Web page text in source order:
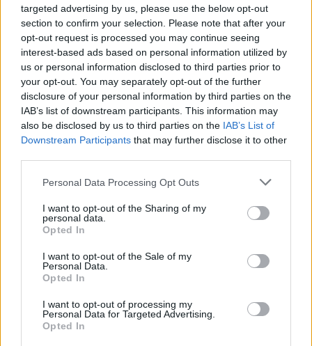
targeted advertising by us, please use the below opt-out
section to confirm your selection. Please note that after your
opt-out request is processed you may continue seeing
interest-based ads based on personal information utilized by
us or personal information disclosed to third parties prior to
your opt-out. You may separately opt-out of the further
disclosure of your personal information by third parties on the
IAB’s list of downstream participants. This information may
also be disclosed by us to third parties on the IAB’s List of
Downstream Participants that may further disclose it to other
Personal Data Processing Opt Outs
I want to opt-out of the Sharing of my
personal data.
Opted In
I want to opt-out of the Sale of my
Personal Data.
Opted In
I want to opt-out of processing my
Personal Data for Targeted Advertising.
Opted In
Karine Le Marchand très proche de Gérald Darmanin :
“Vous embrassez les ministres, vous ?”
10 mars 2025